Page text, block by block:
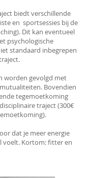
biedt verschillende
en sportsessies bij de
Dit kan eventueel
psychologische
standaard inbegrepen
worden gevolgd met
Bovendien
tegemoetkoming
traject (300€
dat je meer energie
voelt. Kortom: fitter en